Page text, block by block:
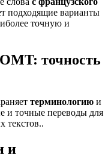
подходящие варианты
точную и
точность
терминологию и
и точные переводы для
текстов..
и